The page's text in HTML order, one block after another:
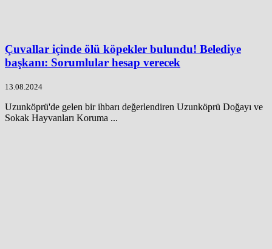
Çuvallar içinde ölü köpekler bulundu! Belediye
başkanı: Sorumlular hesap verecek
13.08.2024
Uzunköprü'de gelen bir ihbarı değerlendiren Uzunköprü Doğayı ve
Sokak Hayvanları Koruma ...